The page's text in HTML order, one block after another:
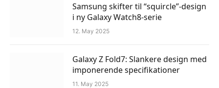
Samsung skifter til “squircle”-design
i ny Galaxy Watch8-serie
12. May 2025
Galaxy Z Fold7: Slankere design med
imponerende specifikationer
11. May 2025